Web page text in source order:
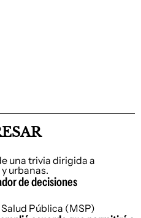
de decisiones